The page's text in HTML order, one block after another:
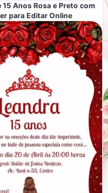
15 Anos Rosa e Preto com
para Editar Online